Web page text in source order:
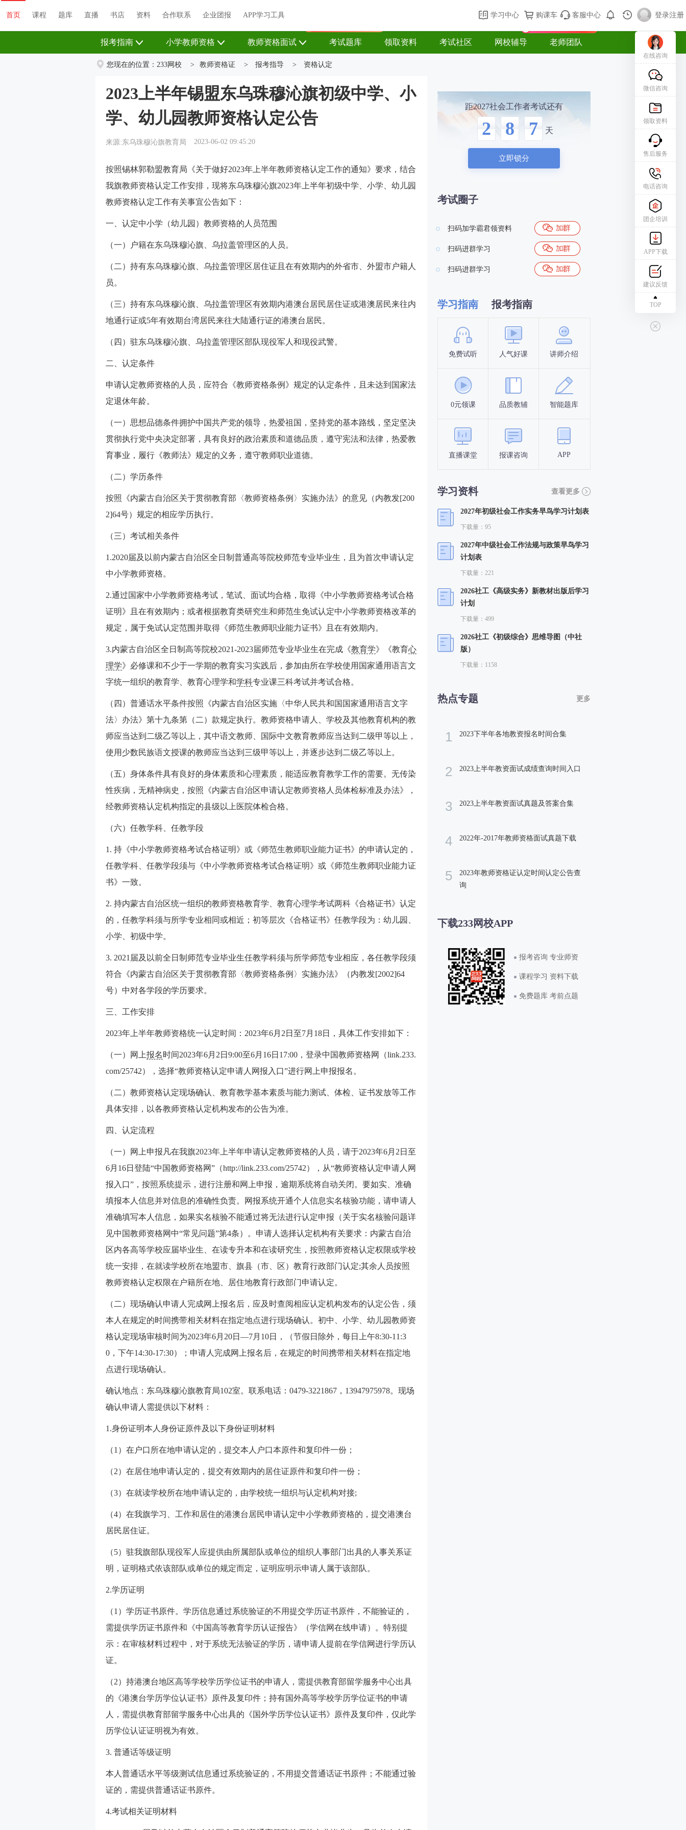
首页 课程 题库 直播 书店 资料 关于我们 帮助中心 购课车 登录/注册
首页 课程 题库 直播 书店 资料 合作联系 企业团报 APP学习工具 学习中心 购课车 客服中心 登录|注册
报考指南 小学教师资格 教师资格面试 考试题库 领取资料 考试社区 网校辅导 老师团队
您现在的位置： 233网校 > 教师资格证 > 报考指导 > 资格认定
2023上半年锡盟东乌珠穆沁旗初级中学、小
学、幼儿园教师资格认定公告
来源:东乌珠穆沁旗教育局 2023-06-02 09:45:20
按照锡林郭勒盟教育局《关于做好2023年上半年教师资格认定工作的通知》要求，结合
我旗教师资格认定工作安排，现将东乌珠穆沁旗2023年上半年初级中学、小学、幼儿园
教师资格认定工作有关事宜公告如下：
一、认定中小学（幼儿园）教师资格的人员范围
（一）户籍在东乌珠穆沁旗、乌拉盖管理区的人员。
（二）持有东乌珠穆沁旗、乌拉盖管理区居住证且在有效期内的外省市、外盟市户籍人
员。
（三）持有东乌珠穆沁旗、乌拉盖管理区有效期内港澳台居民居住证或港澳居民来往内
地通行证或5年有效期台湾居民来往大陆通行证的港澳台居民。
（四）驻东乌珠穆沁旗、乌拉盖管理区部队现役军人和现役武警。
二、认定条件
申请认定教师资格的人员，应符合《教师资格条例》规定的认定条件，且未达到国家法
定退休年龄。
（一）思想品德条件拥护中国共产党的领导，热爱祖国，坚持党的基本路线，坚定坚决
贯彻执行党中央决定部署，具有良好的政治素质和道德品质，遵守宪法和法律，热爱教
育事业，履行《教师法》规定的义务，遵守教师职业道德。
（二）学历条件
按照《内蒙古自治区关于贯彻教育部〈教师资格条例〉实施办法》的意见（内教发[200
2]64号）规定的相应学历执行。
（三）考试相关条件
1.2020届及以前内蒙古自治区全日制普通高等院校师范专业毕业生，且为首次申请认定
中小学教师资格。
2.通过国家中小学教师资格考试，笔试、面试均合格，取得《中小学教师资格考试合格
证明》且在有效期内；或者根据教育类研究生和师范生免试认定中小学教师资格改革的
规定，属于免试认定范围并取得《师范生教师职业能力证书》且在有效期内。
3.内蒙古自治区全日制高等院校2021-2023届师范专业毕业生在完成《教育学》《教育心
理学》必修课和不少于一学期的教育实习实践后，参加由所在学校使用国家通用语言文
字统一组织的教育学、教育心理学和学科专业课三科考试并考试合格。
（四）普通话水平条件按照《内蒙古自治区实施〈中华人民共和国国家通用语言文字
法〉办法》第十九条第（二）款规定执行。教师资格申请人、学校及其他教育机构的教
师应当达到二级乙等以上，其中语文教师、国际中文教育教师应当达到二级甲等以上，
使用少数民族语文授课的教师应当达到三级甲等以上，并逐步达到二级乙等以上。
（五）身体条件具有良好的身体素质和心理素质，能适应教育教学工作的需要。无传染
性疾病，无精神病史，按照《内蒙古自治区申请认定教师资格人员体检标准及办法》，
经教师资格认定机构指定的县级以上医院体检合格。
（六）任教学科、任教学段
1. 持《中小学教师资格考试合格证明》或《师范生教师职业能力证书》的申请认定的，
任教学科、任教学段须与《中小学教师资格考试合格证明》或《师范生教师职业能力证
书》一致。
2. 持内蒙古自治区统一组织的教师资格教育学、教育心理学考试两科《合格证书》认定
的，任教学科须与所学专业相同或相近；初等层次《合格证书》任教学段为：幼儿园、
小学、初级中学。
3. 2021届及以前全日制师范专业毕业生任教学科须与所学师范专业相应，各任教学段须
符合《内蒙古自治区关于贯彻教育部〈教师资格条例〉实施办法》（内教发[2002]64
号）中对各学段的学历要求。
三、工作安排
2023年上半年教师资格统一认定时间：2023年6月2日至7月18日，具体工作安排如下：
（一）网上报名时间2023年6月2日9:00至6月16日17:00，登录中国教师资格网（link.233.
com/25742），选择“教师资格认定申请人网报入口”进行网上申报报名。
（二）教师资格认定现场确认、教育教学基本素质与能力测试、体检、证书发放等工作
具体安排，以各教师资格认定机构发布的公告为准。
四、认定流程
（一）网上申报凡在我旗2023年上半年申请认定教师资格的人员，请于2023年6月2日至
6月16日登陆“中国教师资格网”（http://link.233.com/25742），从“教师资格认定申请人网
报入口”，按照系统提示，进行注册和网上申报，逾期系统将自动关闭。要如实、准确
填报本人信息并对信息的准确性负责。网报系统开通个人信息实名核验功能，请申请人
准确填写本人信息，如果实名核验不能通过将无法进行认定申报（关于实名核验问题详
见中国教师资格网中“常见问题”第4条）。申请人选择认定机构有关要求：内蒙古自治
区内各高等学校应届毕业生、在读专升本和在读研究生，按照教师资格认定权限或学校
统一安排，在就读学校所在地盟市、旗县（市、区）教育行政部门认定;其余人员按照
教师资格认定权限在户籍所在地、居住地教育行政部门申请认定。
（二）现场确认申请人完成网上报名后，应及时查阅相应认定机构发布的认定公告，须
本人在规定的时间携带相关材料在指定地点进行现场确认。初中、小学、幼儿园教师资
格认定现场审核时间为2023年6月20日—7月10日，（节假日除外，每日上午8:30-11:3
0，下午14:30-17:30）；申请人完成网上报名后，在规定的时间携带相关材料在指定地
点进行现场确认。
确认地点：东乌珠穆沁旗教育局102室。联系电话：0479-3221867，13947975978。现场
确认申请人需提供以下材料：
1.身份证明本人身份证原件及以下身份证明材料
（1）在户口所在地申请认定的，提交本人户口本原件和复印件一份；
（2）在居住地申请认定的，提交有效期内的居住证原件和复印件一份；
（3）在就读学校所在地申请认定的，由学校统一组织与认定机构对接;
（4）在我旗学习、工作和居住的港澳台居民申请认定中小学教师资格的，提交港澳台
居民居住证。
（5）驻我旗部队现役军人应提供由所属部队或单位的组织人事部门出具的人事关系证
明，证明格式依该部队或单位的规定而定，证明应明示申请人属于该部队。
2.学历证明
（1）学历证书原件。学历信息通过系统验证的不用提交学历证书原件，不能验证的，
需提供学历证书原件和《中国高等教育学历认证报告》（学信网在线申请）。特别提
示：在审核材料过程中，对于系统无法验证的学历，请申请人提前在学信网进行学历认
证。
（2）持港澳台地区高等学校学历学位证书的申请人，需提供教育部留学服务中心出具
的《港澳台学历学位认证书》原件及复印件；持有国外高等学校学历学位证书的申请
人，需提供教育部留学服务中心出具的《国外学历学位认证书》原件及复印件，仅此学
历学位认证证明视为有效。
3. 普通话等级证明
本人普通话水平等级测试信息通过系统验证的，不用提交普通话证书原件；不能通过验
证的，需提供普通话证书原件。
4.考试相关证明材料
距2027社会工作者考试还有
2 8 7 天
立即锁分
考试圈子
扫码加学霸君领资料
扫码进群学习
扫码进群学习
学习指南 报考指南
免费试听 人气好课 讲师介绍
0元领课 品质教辅 智能题库
直播课堂 报课咨询 APP
学习资料 查看更多
2027年初级社会工作实务早鸟学习计划表
下载量：95
2027年中级社会工作法规与政策早鸟学习
计划表
下载量：221
2026社工《高级实务》新教材出版后学习
计划
下载量：499
2026社工《初级综合》思维导图（中社
版）
下载量：1158
热点专题 更多
1 2023下半年各地教资报名时间合集
2 2023上半年教资面试成绩查询时间入口
3 2023上半年教资面试真题及答案合集
4 2022年-2017年教师资格面试真题下载
5
2023年教师资格证认定时间认定公告查
询
下载233网校APP
报考咨询 专业师资
课程学习 资料下载
免费题库 考前点题
在线咨询
微信咨询
领取资料
售后服务
电话咨询
团企培训
APP下载
建议反馈
TOP